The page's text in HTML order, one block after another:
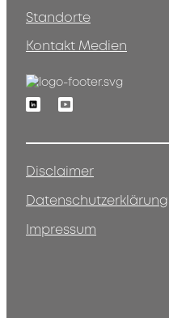
Standorte
Kontakt Medien
LinkedinYoutube
Disclaimer
Datenschutzerklärung
Impressum